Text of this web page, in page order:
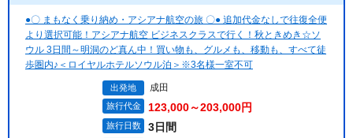
●〇 まもなく乗り納め・アシアナ航空の旅 〇● 追加代金なしで往復全便
より選択可能！アシアナ航空 ビジネスクラスで行く！秋ときめき☆ソ
ウル 3日間～明洞のど真ん中！買い物も、グルメも、移動も、すべて徒
歩圏内♪＜ロイヤルホテルソウル泊＞※3名様一室不可
出発地 成田
旅行代金 123,000～203,000円
旅行日数 3日間